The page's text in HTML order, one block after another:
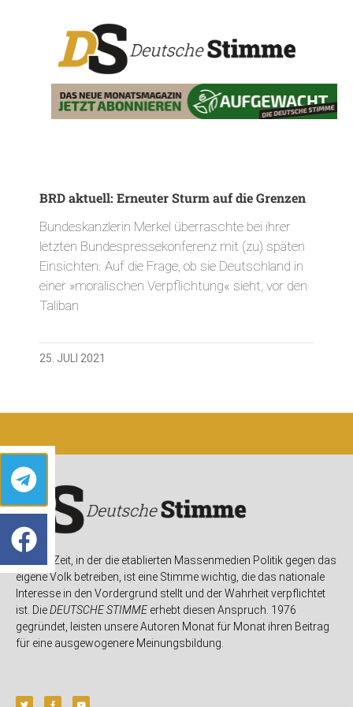
BRD aktuell: Erneuter Sturm auf die Grenzen
Bundeskanzlerin Merkel überraschte bei ihrer
letzten Bundespressekonferenz mit (zu) späten
Einsichten. Auf die Frage, ob sie Deutschland in
einer »moralischen Verpflichtung« sieht, vor den
Taliban
25. JULI 2021
In einer Zeit, in der die etablierten Massenmedien Politik gegen das
eigene Volk betreiben, ist eine Stimme wichtig, die das nationale
Interesse in den Vordergrund stellt und der Wahrheit verpflichtet
ist. DieDEUTSCHE STIMMEerhebt diesen Anspruch. 1976
gegründet, leisten unsere Autoren Monat für Monat ihren Beitrag
für eine ausgewogenere Meinungsbildung.